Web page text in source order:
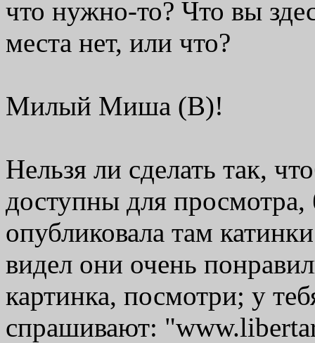
что нужно-то? Что вы
места нет, или что?
Милый Миша (В)!
Нельзя ли сделать так,
доступны для
опубликовала там
видел они очень
картинка, посмотри; у
спрашивают: